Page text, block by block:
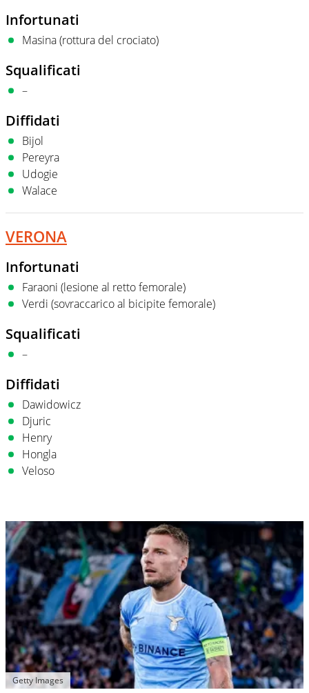
Infortunati
Masina (rottura del crociato)
Squalificati
–
Diffidati
Bijol
Pereyra
Udogie
Walace
VERONA
Infortunati
Faraoni (lesione al retto femorale)
Verdi (sovraccarico al bicipite femorale)
Squalificati
–
Diffidati
Dawidowicz
Djuric
Henry
Hongla
Veloso
Getty Images